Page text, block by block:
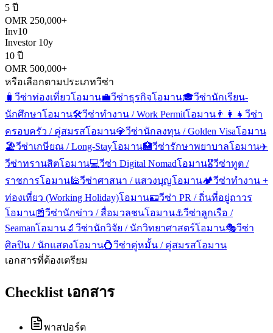
5 ปี
OMR 250,000+
Inv10
Investor 10y
10 ปี
OMR 500,000+
หรือเลือกตามประเภทวีซ่า
🧳 วีซ่าท่องเที่ยวโอมาน💼วีซ่าธุรกิจโอมาน🎓วีซ่านักเรียน-
นักศึกษาโอมาน🛠️วีซ่าทำงาน / Work Permitโอมาน 👨‍👩‍👧 วีซ่า
ครอบครัว / คู่สมรสโอมาน💎วีซ่านักลงทุน / Golden Visaโอมาน
🏖️วีซ่าเกษียณ / Long-Stayโอมาน🏥วีซ่ารักษาพยาบาลโอมาน✈️
วีซ่าทรานสิตโอมาน💻วีซ่า Digital Nomadโอมาน🎖️วีซ่าทูต /
ราชการโอมาน🕌วีซ่าศาสนา / แสวงบุญโอมาน🏕️วีซ่าทำงาน +
ท่องเที่ยว (Working Holiday)โอมาน🪪วีซ่า PR / ถิ่นที่อยู่ถาวร
โอมาน📰วีซ่านักข่าว / สื่อมวลชนโอมาน⚓วีซ่าลูกเรือ /
Seamanโอมาน🔬 วีซ่านักวิจัย / นักวิทยาศาสตร์โอมาน🎭วีซ่า
ศิลปิน / นักแสดงโอมาน💍วีซ่าคู่หมั้น / คู่สมรสโอมาน
เอกสารที่ต้องเตรียม
Checklist เอกสาร
พาสปอร์ต